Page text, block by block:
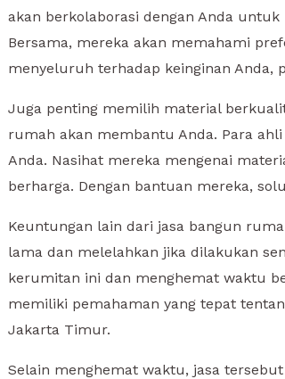
akan berkolaborasi dengan Anda
Bersama, mereka akan memahami
menyeluruh terhadap keinginan Anda,
Juga penting memilih material
rumah akan membantu Anda. Para
Anda. Nasihat mereka mengenai
berharga. Dengan bantuan mereka,
Keuntungan lain dari jasa bangun
lama dan melelahkan jika dilakukan
kerumitan ini dan menghemat waktu
memiliki pemahaman yang tepat
Jakarta Timur.
Selain menghemat waktu, jasa